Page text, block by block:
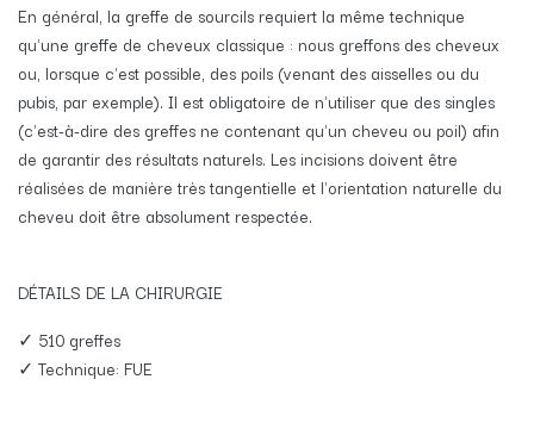
En général, la greffe de sourcils requiert la même technique
qu'une greffe de cheveux classique : nous greffons des cheveux
ou, lorsque c'est possible, des poils (venant des aisselles ou du
pubis, par exemple). Il est obligatoire de n'utiliser que des singles
(c'est-à-dire des greffes ne contenant qu'un cheveu ou poil) afin
de garantir des résultats naturels. Les incisions doivent être
réalisées de manière très tangentielle et l'orientation naturelle du
cheveu doit être absolument respectée.
DÉTAILS DE LA CHIRURGIE
✓ 510 greffes
✓ Technique: FUE